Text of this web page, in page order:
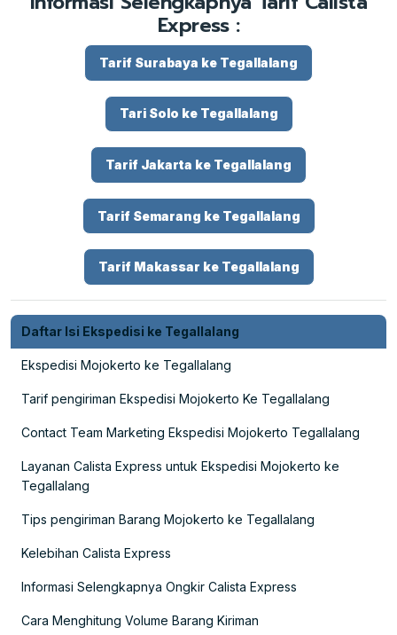
Express :
Tarif Surabaya ke Tegallalang
Tari Solo ke Tegallalang
Tarif Jakarta ke Tegallalang
Tarif Semarang ke Tegallalang
Tarif Makassar ke Tegallalang
Daftar Isi Ekspedisi ke Tegallalang
Ekspedisi Mojokerto ke Tegallalang
Tarif pengiriman Ekspedisi Mojokerto Ke Tegallalang
Contact Team Marketing Ekspedisi Mojokerto Tegallalang
Layanan Calista Express untuk Ekspedisi Mojokerto ke
Tegallalang
Tips pengiriman Barang Mojokerto ke Tegallalang
Kelebihan Calista Express
Informasi Selengkapnya Ongkir Calista Express
Cara Menghitung Volume Barang Kiriman